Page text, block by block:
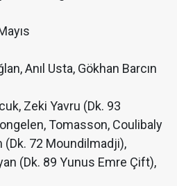
Anıl Usta, Gökhan Barcın
Zeki Yavru (Dk. 93
Tomasson, Coulibaly
(Dk. 72 Moundilmadji),
(Dk. 89 Yunus Emre Çift),